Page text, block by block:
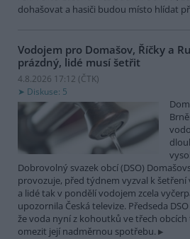
dohašovat a hasiči budou místo hlídat
Vodojem pro Domašov, Říčky a
prázdný, lidé musí šetřit
4.8.2026 17:12 (ČTK)
Diskuse: 5
Dobrovolný svazek obcí (DSO)
provozuje, před týdnem vyzval k
a lidé tak v pondělí vodojem zcela
upozornila Česká televize. Předseda
že voda nyní z kohoutků ve třech
omezit její nadměrnou spotřebu.